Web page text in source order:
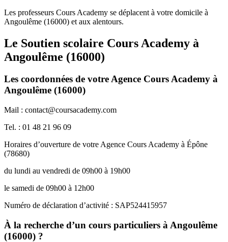
Les professeurs Cours Academy se déplacent à votre domicile à
Angoulême (16000) et aux alentours.
Le Soutien scolaire Cours Academy à
Angoulême (16000)
Les coordonnées de votre Agence Cours Academy à
Angoulême (16000)
Mail : contact@coursacademy.com
Tel. : 01 48 21 96 09
Horaires d’ouverture de votre Agence Cours Academy à Épône
(78680)
du lundi au vendredi de 09h00 à 19h00
le samedi de 09h00 à 12h00
Numéro de déclaration d’activité : SAP524415957
À la recherche d’un cours particuliers à Angoulême
(16000) ?